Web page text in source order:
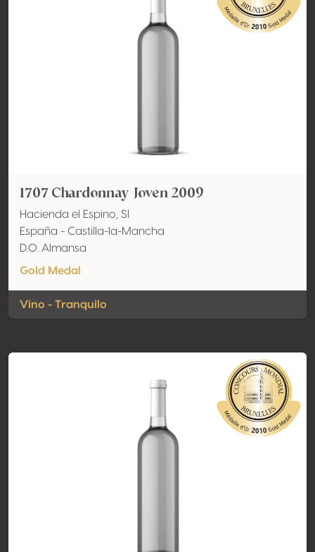
1707 Chardonnay Joven 2009
Hacienda el Espino, Sl
España - Castilla-la-Mancha
D.O. Almansa
Gold Medal
Vino - Tranquilo